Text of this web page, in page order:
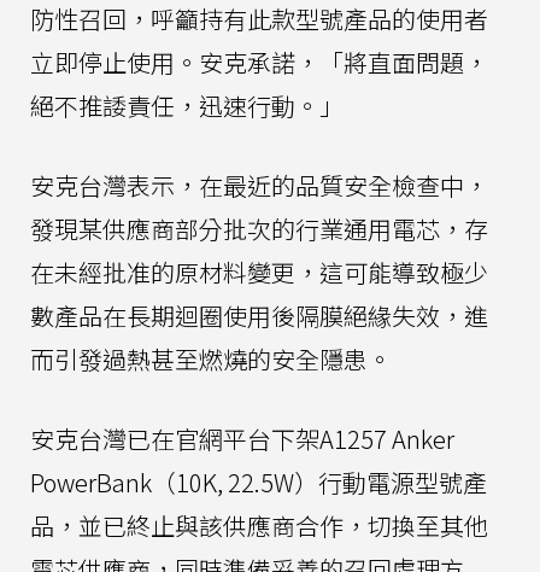
防性召回，呼籲持有此款型號產品的使用者
立即停止使用。安克承諾，「將直面問題，
絕不推諉責任，迅速行動。」
安克台灣表示，在最近的品質安全檢查中，
發現某供應商部分批次的行業通用電芯，存
在未經批准的原材料變更，這可能導致極少
數產品在長期迴圈使用後隔膜絕緣失效，進
而引發過熱甚至燃燒的安全隱患。
安克台灣已在官網平台下架A1257 Anker
PowerBank（10K, 22.5W）行動電源型號產
品，並已終止與該供應商合作，切換至其他